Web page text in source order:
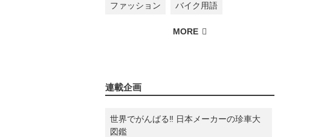
ファッション バイク用語
連載企画
世界でがんばる‼ 日本メーカーの珍車大
図鑑